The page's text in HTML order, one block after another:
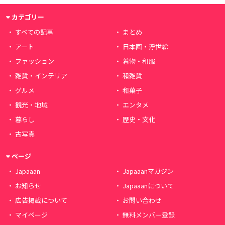
カテゴリー
すべての記事
まとめ
アート
日本画・浮世絵
ファッション
着物・和服
雑貨・インテリア
和雑貨
グルメ
和菓子
観光・地域
エンタメ
暮らし
歴史・文化
古写真
ページ
Japaaan
Japaaanマガジン
お知らせ
Japaaanについて
広告掲載について
お問い合わせ
マイページ
無料メンバー登録